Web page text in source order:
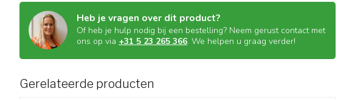
Heb je vragen over dit product?
Of heb je hulp nodig bij een bestelling? Neem gerust contact met
ons op via +31 5 23 265 366. We helpen u graag verder!
Gerelateerde producten